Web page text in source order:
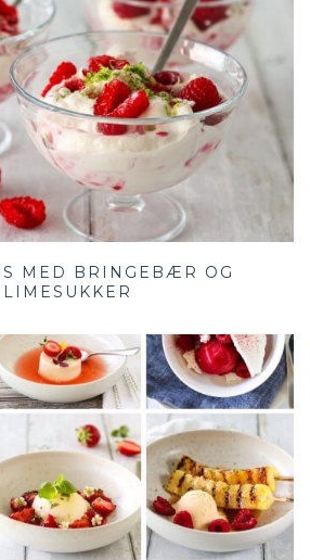
MED BRINGEBÆR OG
LIMESUKKER